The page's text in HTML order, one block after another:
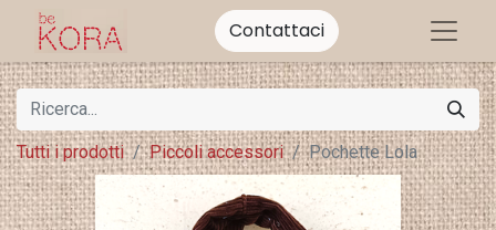
Contattaci
Tutti i prodotti Piccoli accessori Pochette Lola